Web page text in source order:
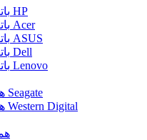
باتری لپ تاپ HP
باتری لپ تاپ Acer
باتری لپ تاپ ASUS
باتری لپ تاپ Dell
باتری لپ تاپ Lenovo
هارد لپ تاپ Seagate
هارد لپ تاپ Western Digital